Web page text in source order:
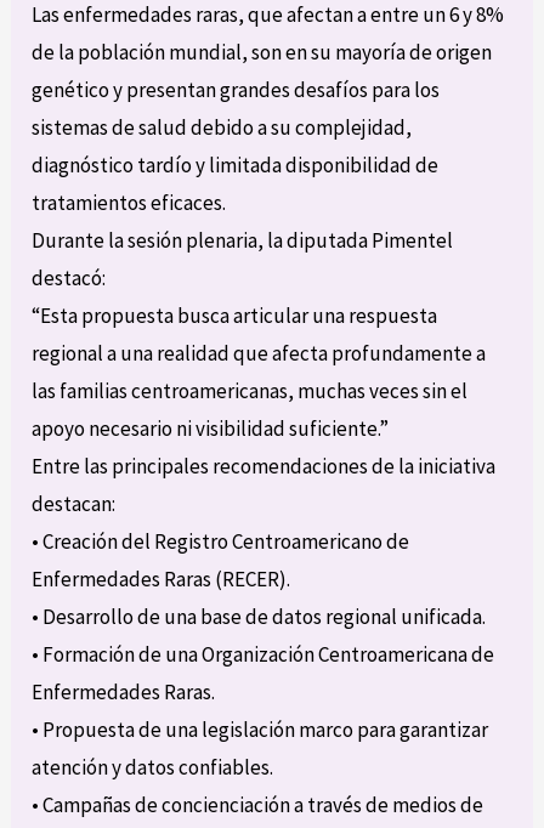
Las enfermedades raras, que afectan a entre un 6 y 8%
de la población mundial, son en su mayoría de origen
genético y presentan grandes desafíos para los
sistemas de salud debido a su complejidad,
diagnóstico tardío y limitada disponibilidad de
tratamientos eficaces.
Durante la sesión plenaria, la diputada Pimentel
destacó:
“Esta propuesta busca articular una respuesta
regional a una realidad que afecta profundamente a
las familias centroamericanas, muchas veces sin el
apoyo necesario ni visibilidad suficiente.”
Entre las principales recomendaciones de la iniciativa
destacan:
• Creación del Registro Centroamericano de
Enfermedades Raras (RECER).
• Desarrollo de una base de datos regional unificada.
• Formación de una Organización Centroamericana de
Enfermedades Raras.
• Propuesta de una legislación marco para garantizar
atención y datos confiables.
• Campañas de concienciación a través de medios de